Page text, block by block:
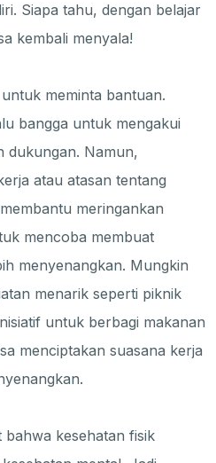
Siapa tahu, dengan belajar
kembali menyala!
meminta bantuan.
bangga untuk mengakui
dukungan. Namun,
atau atasan tentang
meringankan
mencoba membuat
menyenangkan. Mungkin
menarik seperti piknik
untuk berbagi makanan
menciptakan suasana kerja
kesehatan fisik